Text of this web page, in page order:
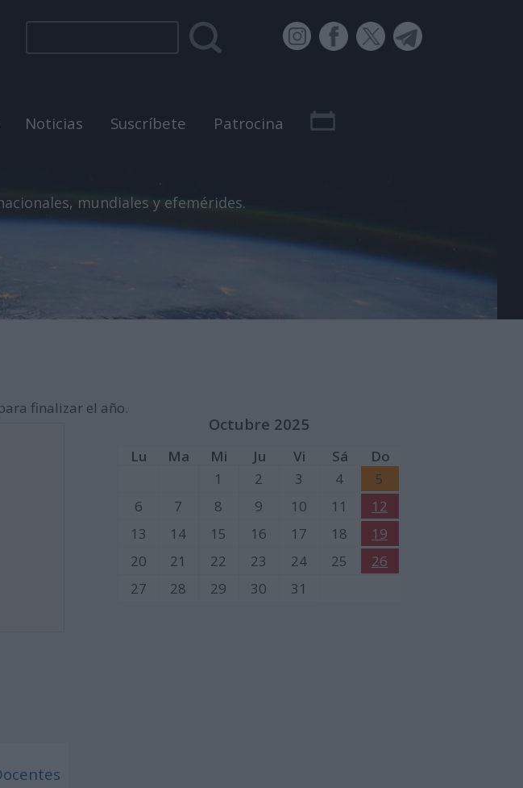
Noticias Suscríbete Patrocina
mundiales y efemérides.
finalizar el año.
Octubre 2025
Lu Ma Mi Ju Vi Sá
Do
1
2 3 4
5
6
7 8 9 10 11
12
13
14 15 16 17 18
19
20
21 22 23 24 25
26
27
28 29 30 31